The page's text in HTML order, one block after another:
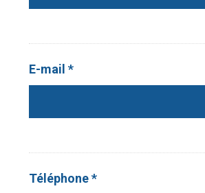
E-mail *
Téléphone *